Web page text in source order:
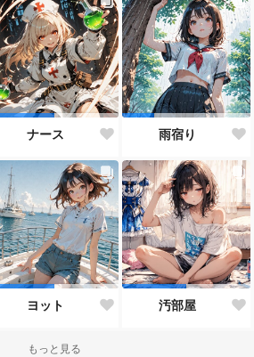
ナース 雨宿り
ヨット 汚部屋
もっと見る